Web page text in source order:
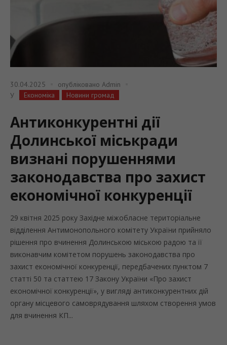
30.04.2025 опубліковано Admin
У
Економіка Новини громад
Антиконкурентні дії
Долинської міськради
визнані порушеннями
законодавства про захист
економічної конкуренції
29 квітня 2025 року Західне міжобласне територіальне
відділення Антимонопольного комітету України прийняло
рішення про вчинення Долинською міською радою та її
виконавчим комітетом порушень законодавства про
захист економічної конкуренції, передбачених пунктом 7
статті 50 та статтею 17 Закону України «Про захист
економічної конкуренції», у вигляді антиконкурентних дій
органу місцевого самоврядування шляхом створення умов
для вчинення КП...